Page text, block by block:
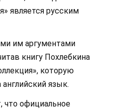
является русским
им аргументами
книгу Похлебкина
которую
язык.
что официальное